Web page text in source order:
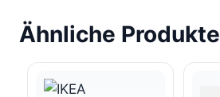
Ähnliche Produkte